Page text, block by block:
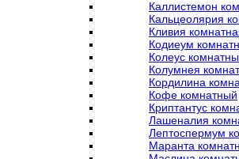
Каллистемон
Кальцеолярия
Кливия
Кодиеум
Колеус
Колумнея
Кордилина
Кофе комнатный
Криптантус
Лашеналия
Лептоспермум
Маранта